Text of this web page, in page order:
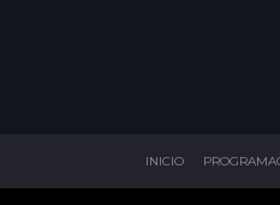
INICIO